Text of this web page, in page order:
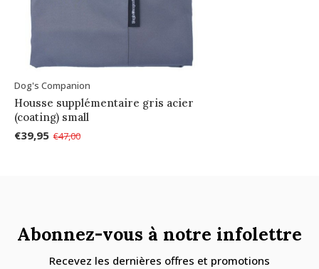
Dog's Companion
Housse supplémentaire gris acier
(coating) small
€39,95 €47,00
Abonnez-vous à notre infolettre
Recevez les dernières offres et promotions